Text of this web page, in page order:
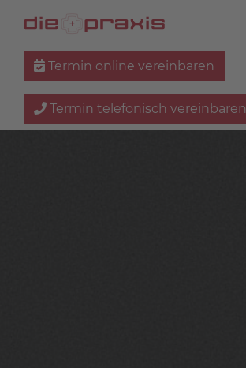
Termin online vereinbaren
Termin telefonisch vereinbaren